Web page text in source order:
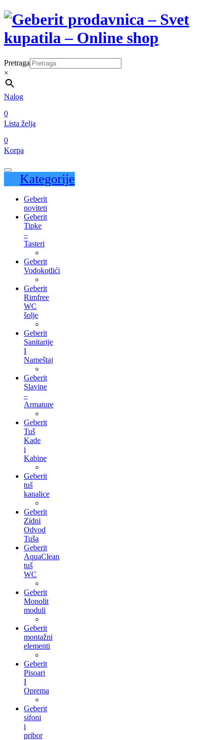
Pretraga
×
Nalog
0
Lista želja
0
Korpa
Kategorije
Geberit
noviteti
Geberit
Tipke
–
Tasteri
Geberit
Vodokotlići
Geberit
Rimfree
WC
šolje
Geberit
Sanitarije
I
Nameštaj
Geberit
Slavine
–
Armature
Geberit
Tuš
Kade
i
Kabine
Geberit
tuš
kanalice
Geberit
Zidni
Odvod
Tuša
Geberit
AquaClean
tuš
WC
Geberit
Monolit
moduli
Geberit
montažni
elementi
Geberit
Pisoari
I
Oprema
Geberit
sifoni
i
pribor